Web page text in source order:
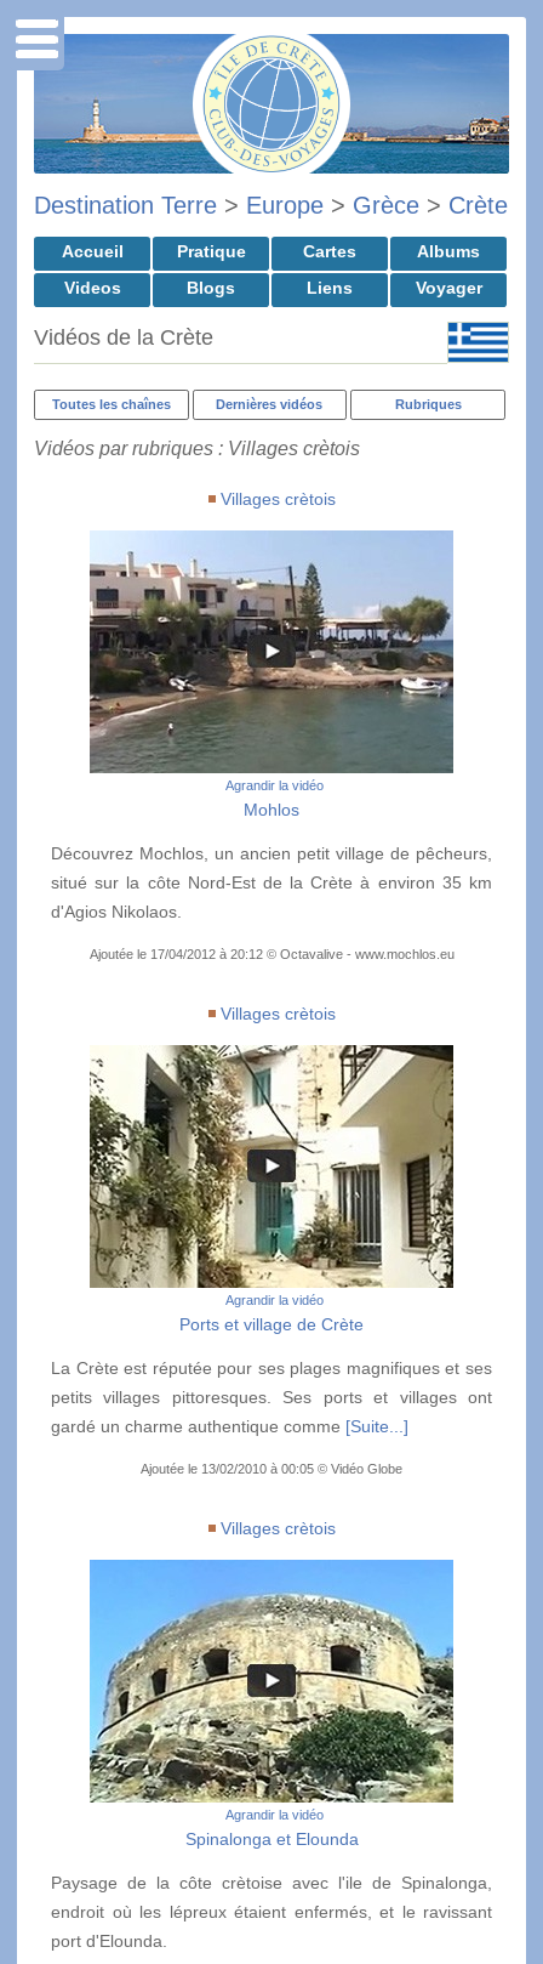
Destination Terre > Europe > Grèce > Crète
Accueil Pratique Cartes
Albums
Videos
Blogs Liens Voyager
Vidéos de la Crète
Toutes les chaînes Dernières vidéos Rubriques
Vidéos par rubriques : Villages crètois
Villages crètois
Agrandir la vidéo
Mohlos
Découvrez Mochlos, un ancien petit village de pêcheurs,
situé sur la côte Nord-Est de la Crète à environ 35 km
d'Agios Nikolaos.
Ajoutée le 17/04/2012 à 20:12 © Octavalive - www.mochlos.eu
Villages crètois
Agrandir la vidéo
Ports et village de Crète
La Crète est réputée pour ses plages magnifiques et ses
petits villages pittoresques. Ses ports et villages ont
gardé un charme authentique comme [Suite...]
Ajoutée le 13/02/2010 à 00:05 © Vidéo Globe
Villages crètois
Agrandir la vidéo
Spinalonga et Elounda
Paysage de la côte crètoise avec l'ile de Spinalonga,
endroit où les lépreux étaient enfermés, et le ravissant
port d'Elounda.